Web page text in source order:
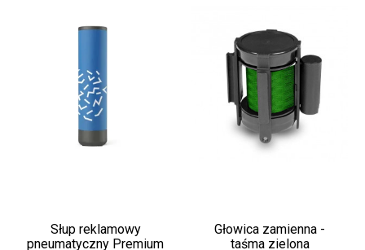
Słup reklamowy
pneumatyczny Premium
Głowica zamienna -
taśma zielona